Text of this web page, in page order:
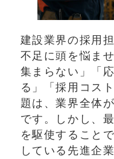
建設業界の採用
不足に頭を悩ま
集まらない」「
る」「採用コス
題は、業界全体
です。しかし、
を駆使すること
している先進企